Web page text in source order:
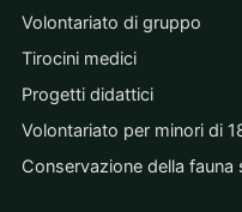
Volontariato di gruppo
Tirocini medici
Progetti didattici
Volontariato per minori di
Conservazione della fauna